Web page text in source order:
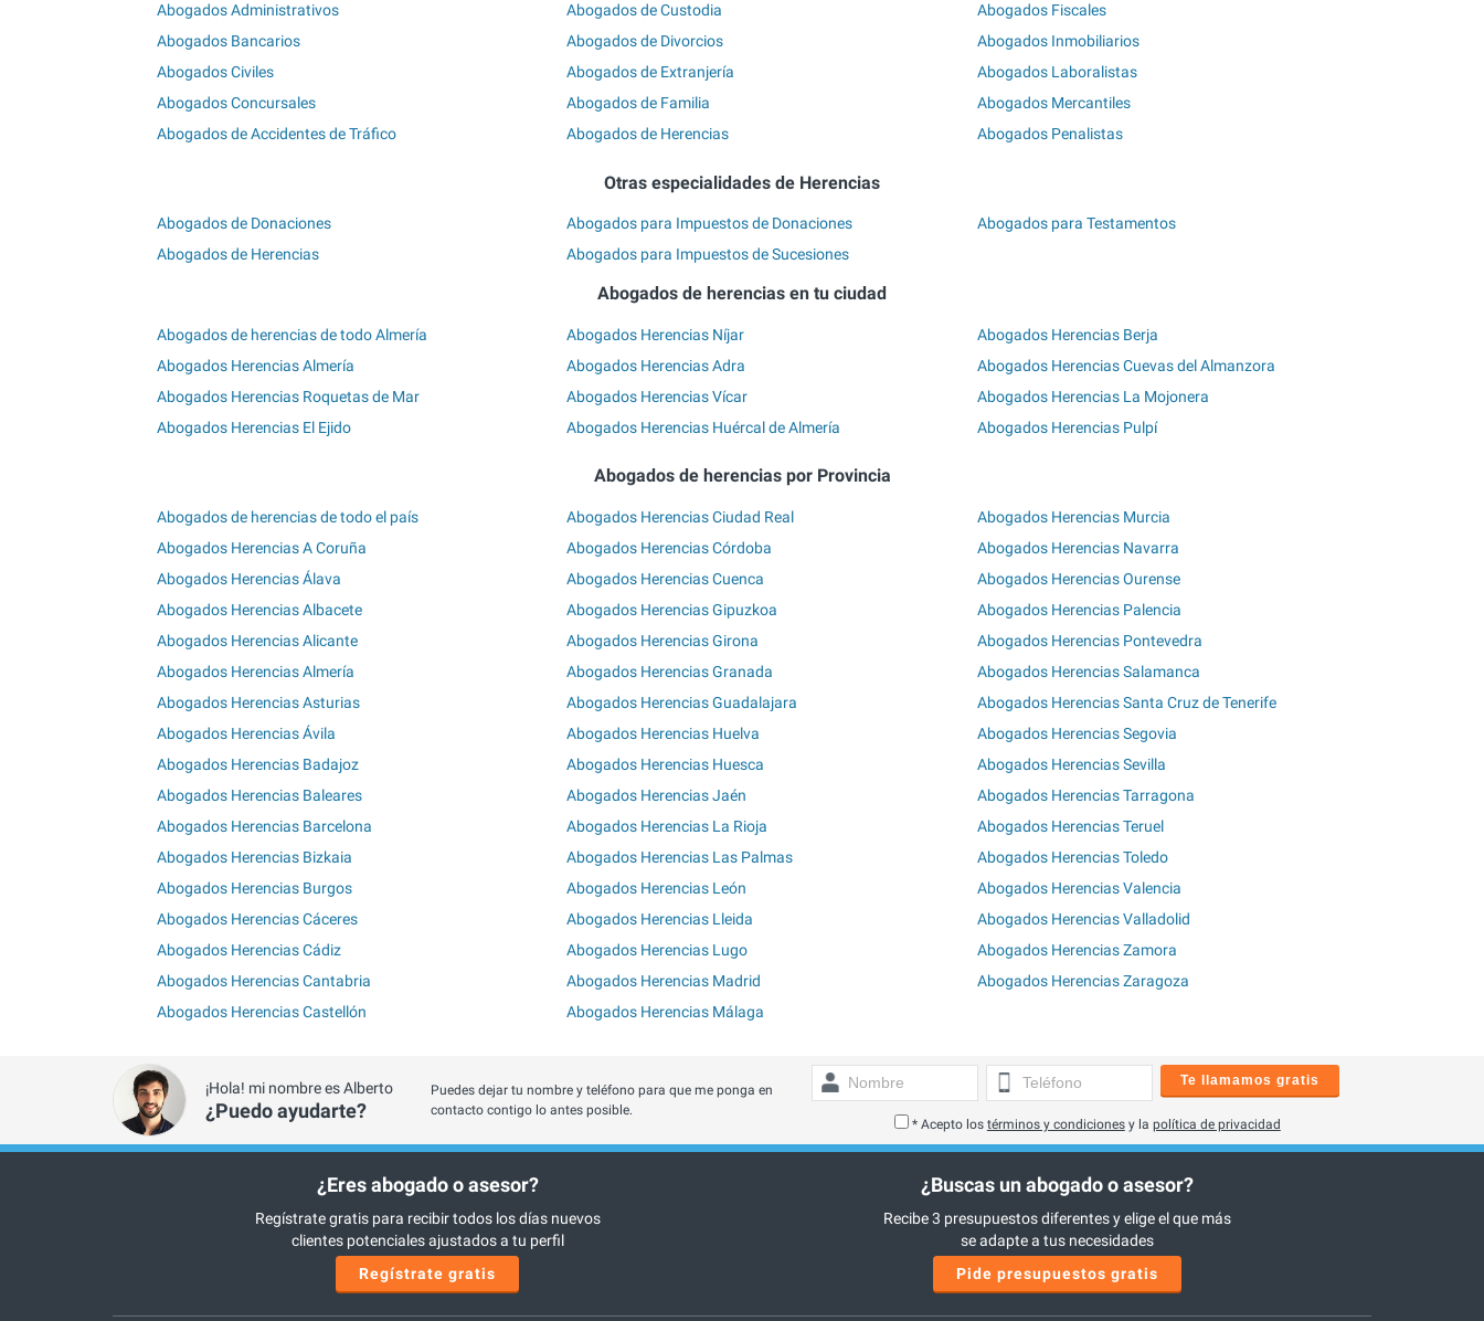
Abogados Administrativos
Abogados Bancarios
Abogados Civiles
Abogados Concursales
Abogados de Accidentes de Tráfico
Abogados de Custodia
Abogados de Divorcios
Abogados de Extranjería
Abogados de Familia
Abogados de Herencias
Abogados Fiscales
Abogados Inmobiliarios
Abogados Laboralistas
Abogados Mercantiles
Abogados Penalistas
Otras especialidades de Herencias
Abogados de Donaciones
Abogados de Herencias
Abogados para Impuestos de Donaciones
Abogados para Impuestos de Sucesiones
Abogados para Testamentos
Abogados de herencias en tu ciudad
Abogados de herencias de todo Almería
Abogados Herencias Almería
Abogados Herencias Roquetas de Mar
Abogados Herencias El Ejido
Abogados Herencias Níjar
Abogados Herencias Adra
Abogados Herencias Vícar
Abogados Herencias Huércal de Almería
Abogados Herencias Berja
Abogados Herencias Cuevas del Almanzora
Abogados Herencias La Mojonera
Abogados Herencias Pulpí
Abogados de herencias por Provincia
Abogados de herencias de todo el país
Abogados Herencias A Coruña
Abogados Herencias Álava
Abogados Herencias Albacete
Abogados Herencias Alicante
Abogados Herencias Almería
Abogados Herencias Asturias
Abogados Herencias Ávila
Abogados Herencias Badajoz
Abogados Herencias Baleares
Abogados Herencias Barcelona
Abogados Herencias Bizkaia
Abogados Herencias Burgos
Abogados Herencias Cáceres
Abogados Herencias Cádiz
Abogados Herencias Cantabria
Abogados Herencias Castellón
Abogados Herencias Ciudad Real
Abogados Herencias Córdoba
Abogados Herencias Cuenca
Abogados Herencias Gipuzkoa
Abogados Herencias Girona
Abogados Herencias Granada
Abogados Herencias Guadalajara
Abogados Herencias Huelva
Abogados Herencias Huesca
Abogados Herencias Jaén
Abogados Herencias La Rioja
Abogados Herencias Las Palmas
Abogados Herencias León
Abogados Herencias Lleida
Abogados Herencias Lugo
Abogados Herencias Madrid
Abogados Herencias Málaga
Abogados Herencias Murcia
Abogados Herencias Navarra
Abogados Herencias Ourense
Abogados Herencias Palencia
Abogados Herencias Pontevedra
Abogados Herencias Salamanca
Abogados Herencias Santa Cruz de Tenerife
Abogados Herencias Segovia
Abogados Herencias Sevilla
Abogados Herencias Tarragona
Abogados Herencias Teruel
Abogados Herencias Toledo
Abogados Herencias Valencia
Abogados Herencias Valladolid
Abogados Herencias Zamora
Abogados Herencias Zaragoza
¡Hola! mi nombre es Alberto
¿Puedo ayudarte?
Puedes dejar tu nombre y teléfono para que me ponga en
contacto contigo lo antes posible.
Te llamamos gratis
* Acepto los términos y condicionesy la política de privacidad
¿Eres abogado o asesor?
Regístrate gratis para recibir todos los días nuevos
clientes potenciales ajustados a tu perfil
Regístrate gratis
¿Buscas un abogado o asesor?
Recibe 3 presupuestos diferentes y elige el que más
se adapte a tus necesidades
Pide presupuestos gratis